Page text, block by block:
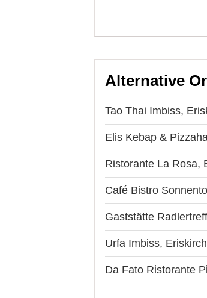
Alternative
Tao Thai Imbiss,
Elis Kebap &
Ristorante La Rosa,
Café Bistro
Gaststätte
Urfa Imbiss, Eriskirch
Da Fato Ristorante